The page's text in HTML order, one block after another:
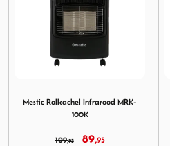
Mestic Rolkachel Infrarood MRK-
100K
109,95 89,95